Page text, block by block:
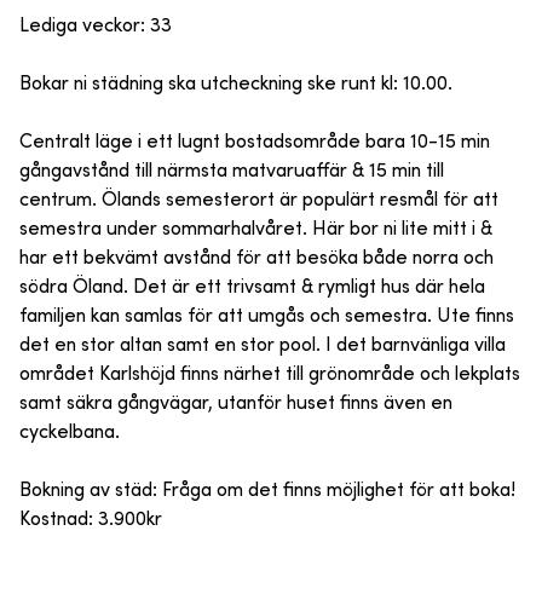
Lediga veckor: 33
Bokar ni städning ska utcheckning ske runt kl: 10.00.
Centralt läge i ett lugnt bostadsområde bara 10-15 min
gångavstånd till närmsta matvaruaffär & 15 min till
centrum. Ölands semesterort är populärt resmål för att
semestra under sommarhalvåret. Här bor ni lite mitt i &
har ett bekvämt avstånd för att besöka både norra och
södra Öland. Det är ett trivsamt & rymligt hus där hela
familjen kan samlas för att umgås och semestra. Ute finns
det en stor altan samt en stor pool. I det barnvänliga villa
området Karlshöjd finns närhet till grönområde och lekplats
samt säkra gångvägar, utanför huset finns även en
cyckelbana.
Bokning av städ: Fråga om det finns möjlighet för att boka!
Kostnad: 3.900kr